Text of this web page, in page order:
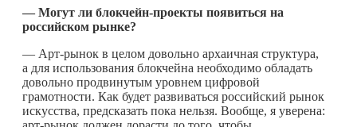
— Могут ли блокчейн-проекты появиться на
российском рынке?
— Арт-рынок в целом довольно архаичная структура,
а для использования блокчейна необходимо обладать
довольно продвинутым уровнем цифровой
грамотности. Как будет развиваться российский рынок
искусства, предсказать пока нельзя. Вообще, я уверена: